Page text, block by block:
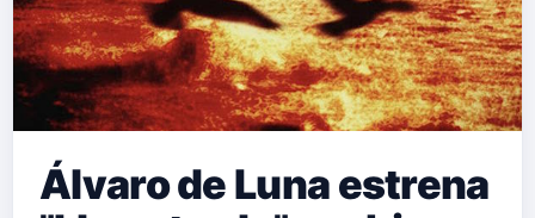
Álvaro de Luna estrena